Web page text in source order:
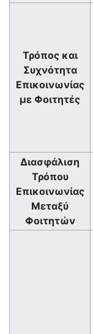
Τρόπος και
Συχνότητα
Επικοινωνίας
με Φοιτητές
Διασφάλιση
Τρόπου
Επικοινωνίας
Μεταξύ
Φοιτητών